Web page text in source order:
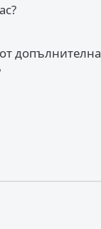
допълнителна